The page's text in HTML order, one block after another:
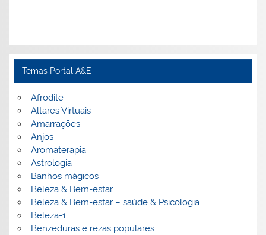
Temas Portal A&E
Afrodite
Altares Virtuais
Amarrações
Anjos
Aromaterapia
Astrologia
Banhos mágicos
Beleza & Bem-estar
Beleza & Bem-estar – saúde & Psicologia
Beleza-1
Benzeduras e rezas populares